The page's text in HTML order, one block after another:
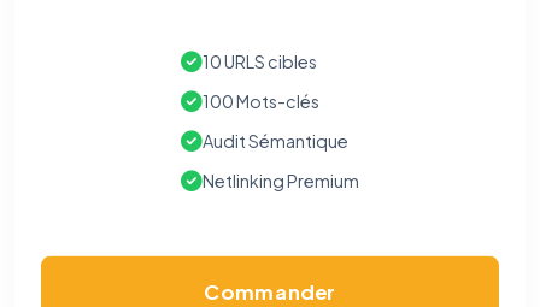
10 URLS cibles
100 Mots-clés
Audit Sémantique
Netlinking Premium
Commander